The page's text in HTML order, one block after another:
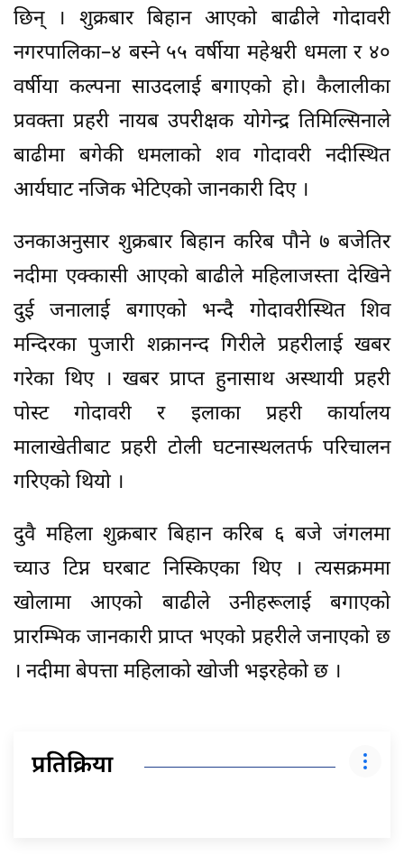
छिन् । शुक्रबार बिहान आएको बाढीले गोदावरी
नगरपालिका–४ बस्ने ५५ वर्षीया महेश्वरी धमला र ४०
वर्षीया कल्पना साउदलाई बगाएको हो। कैलालीका
प्रवक्ता प्रहरी नायब उपरीक्षक योगेन्द्र तिमिल्सिनाले
बाढीमा बगेकी धमलाको शव गोदावरी नदीस्थित
आर्यघाट नजिक भेटिएको जानकारी दिए ।
उनकाअनुसार शुक्रबार बिहान करिब पौने ७ बजेतिर
नदीमा एक्कासी आएको बाढीले महिलाजस्ता देखिने
दुई जनालाई बगाएको भन्दै गोदावरीस्थित शिव
मन्दिरका पुजारी शक्रानन्द गिरीले प्रहरीलाई खबर
गरेका थिए । खबर प्राप्त हुनासाथ अस्थायी प्रहरी
पोस्ट गोदावरी र इलाका प्रहरी कार्यालय
मालाखेतीबाट प्रहरी टोली घटनास्थलतर्फ परिचालन
गरिएको थियो ।
दुवै महिला शुक्रबार बिहान करिब ६ बजे जंगलमा
च्याउ टिप्न घरबाट निस्किएका थिए । त्यसक्रममा
खोलामा आएको बाढीले उनीहरूलाई बगाएको
प्रारम्भिक जानकारी प्राप्त भएको प्रहरीले जनाएको छ
। नदीमा बेपत्ता महिलाको खोजी भइरहेको छ ।
प्रतिक्रिया